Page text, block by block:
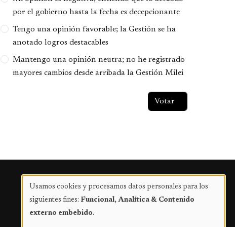
por el gobierno hasta la fecha es decepcionante
Tengo una opinión favorable; la Gestión se ha
anotado logros destacables
Mantengo una opinión neutra; no he registrado
mayores cambios desde arribada la Gestión Milei
Publicidad
Uso
de
Usamos cookies y procesamos datos personales para los
siguientes fines: Funcional, Analítica & Contenido
externo embebido.